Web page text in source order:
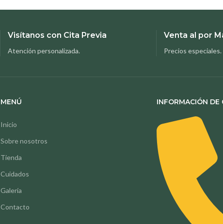
Visítanos con Cita Previa
Atención personalizada.
Venta al por
Precios especiales.
MENÚ
Inicio
Sobre nosotros
Tienda
Cuidados
Galería
Contacto
INFORMACIÓN DE